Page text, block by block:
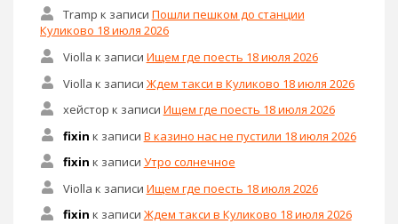
Tramp к записи Пошли пешком до станции
Куликово 18 июля 2026
Violla к записи Ищем где поесть 18 июля 2026
Violla к записи Ждем такси в Куликово 18 июля 2026
хейстор к записи Ищем где поесть 18 июля 2026
fixin к записи В казино нас не пустили 18 июля 2026
fixin к записи Утро солнечное
Violla к записи Ищем где поесть 18 июля 2026
fixin к записи Ждем такси в Куликово 18 июля 2026